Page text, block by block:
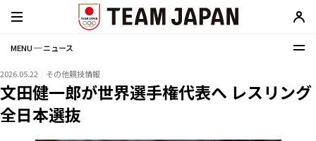
MENU ─ ニュース
2026.05.22 その他競技情報
文田健一郎が世界選手権代表へ レスリング
全日本選抜